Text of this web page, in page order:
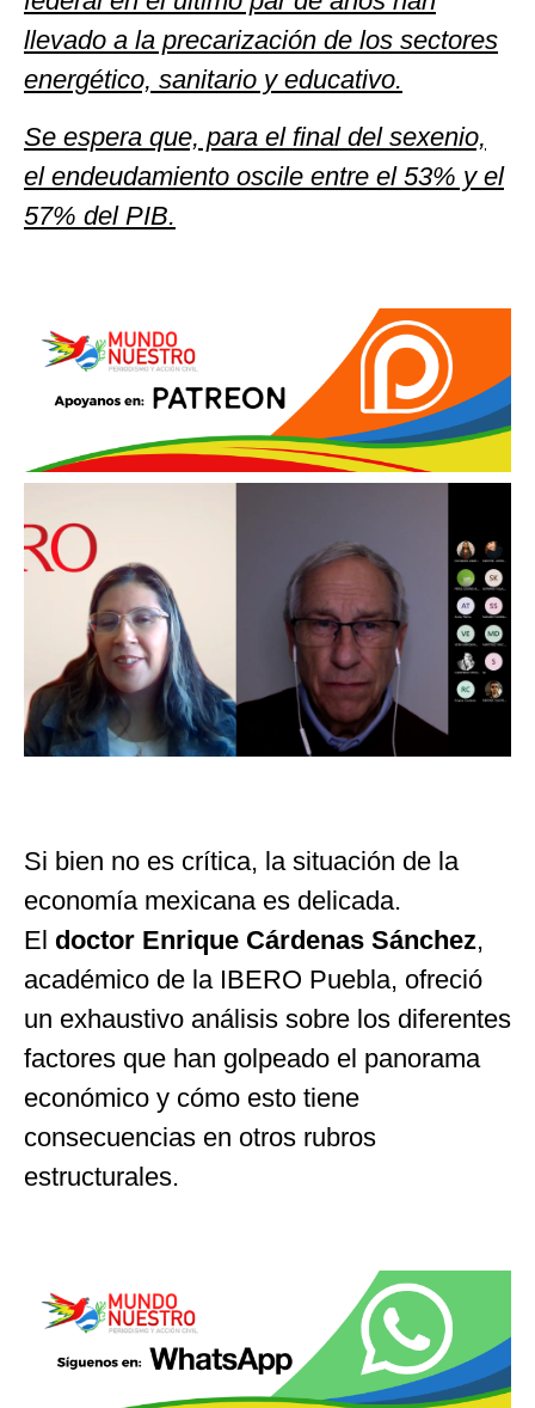
llevado a la precarización de los sectores
energético, sanitario y educativo.
Se espera que, para el final del sexenio,
el endeudamiento oscile entre el 53% y el
57% del PIB.
Si bien no es crítica, la situación de la
economía mexicana es delicada.
El doctor Enrique Cárdenas Sánchez,
académico de la IBERO Puebla, ofreció
un exhaustivo análisis sobre los diferentes
factores que han golpeado el panorama
económico y cómo esto tiene
consecuencias en otros rubros
estructurales.